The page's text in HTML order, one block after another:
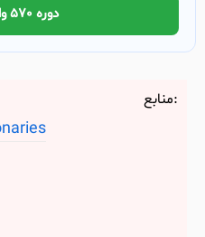
دوره 570 واژه ضروری
منابع: